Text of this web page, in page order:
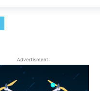
Advertisment